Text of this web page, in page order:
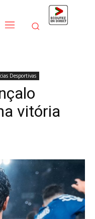
Desportivas
vitória